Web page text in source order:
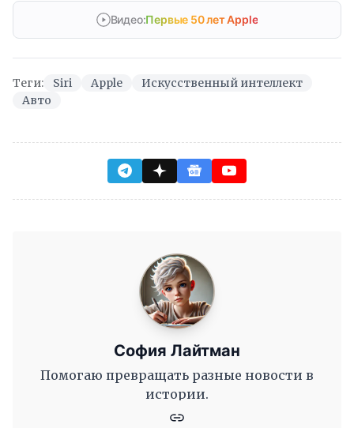
Видео:Первые 50 лет Apple
Теги: Siri Apple
Искусственный интеллект
Авто
София Лайтман
Помогаю превращать разные новости в
истории.